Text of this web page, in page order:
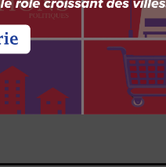
Options politiques